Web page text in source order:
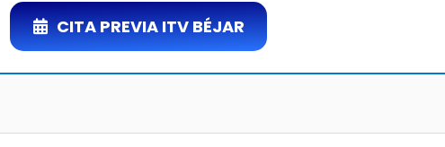
CITA PREVIA ITV BÉJAR